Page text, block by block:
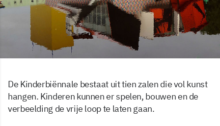
De Kinderbiënnale bestaat uit tien zalen die vol kunst
hangen. Kinderen kunnen er spelen, bouwen en de
verbeelding de vrije loop te laten gaan.